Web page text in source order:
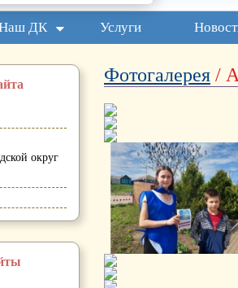
ДК Услуги
округ
Фотогалерея /